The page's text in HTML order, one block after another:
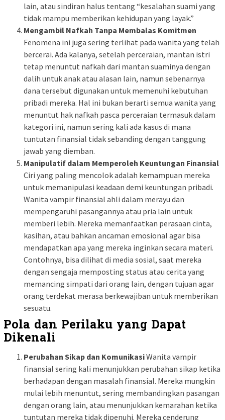
lain, atau sindiran halus tentang “kesalahan suami yang
tidak mampu memberikan kehidupan yang layak.”
Mengambil Nafkah Tanpa Membalas Komitmen
Fenomena ini juga sering terlihat pada wanita yang telah
bercerai. Ada kalanya, setelah perceraian, mantan istri
tetap menuntut nafkah dari mantan suaminya dengan
dalih untuk anak atau alasan lain, namun sebenarnya
dana tersebut digunakan untuk memenuhi kebutuhan
pribadi mereka. Hal ini bukan berarti semua wanita yang
menuntut hak nafkah pasca perceraian termasuk dalam
kategori ini, namun sering kali ada kasus di mana
tuntutan finansial tidak sebanding dengan tanggung
jawab yang diemban.
Manipulatif dalam Memperoleh Keuntungan Finansial
Ciri yang paling mencolok adalah kemampuan mereka
untuk memanipulasi keadaan demi keuntungan pribadi.
Wanita vampir finansial ahli dalam merayu dan
mempengaruhi pasangannya atau pria lain untuk
memberi lebih. Mereka memanfaatkan perasaan cinta,
kasihan, atau bahkan ancaman emosional agar bisa
mendapatkan apa yang mereka inginkan secara materi.
Contohnya, bisa dilihat di media sosial, saat mereka
dengan sengaja memposting status atau cerita yang
memancing simpati dari orang lain, dengan tujuan agar
orang terdekat merasa berkewajiban untuk memberikan
sesuatu.
Pola dan Perilaku yang Dapat
Dikenali
Perubahan Sikap dan KomunikasiWanita vampir
finansial sering kali menunjukkan perubahan sikap ketika
berhadapan dengan masalah finansial. Mereka mungkin
mulai lebih menuntut, sering membandingkan pasangan
dengan orang lain, atau menunjukkan kemarahan ketika
tuntutan mereka tidak dipenuhi. Mereka cenderung